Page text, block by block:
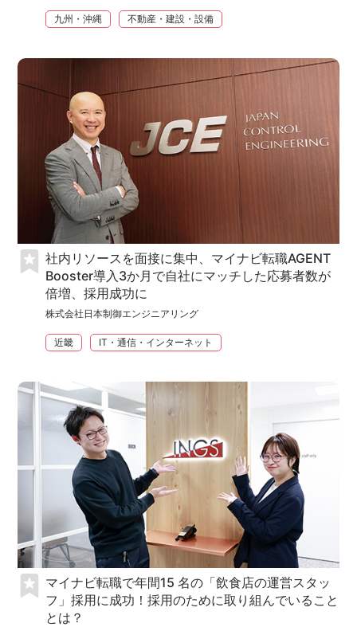
九州・沖縄 不動産・建設・設備
社内リソースを面接に集中、マイナビ転職AGENT
Booster導入3か月で自社にマッチした応募者数が
倍増、採用成功に
株式会社日本制御エンジニアリング
近畿 IT・通信・インターネット
マイナビ転職で年間15 名の「飲食店の運営スタッ
フ」採用に成功！採用のために取り組んでいること
とは？